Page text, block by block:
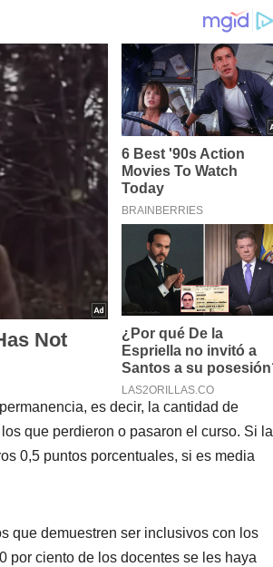
es decir, la cantidad de
que perdieron o pasaron el curso. Si la
0,5 puntos porcentuales, si es media
que demuestren ser inclusivos con los
por ciento de los docentes se les haya